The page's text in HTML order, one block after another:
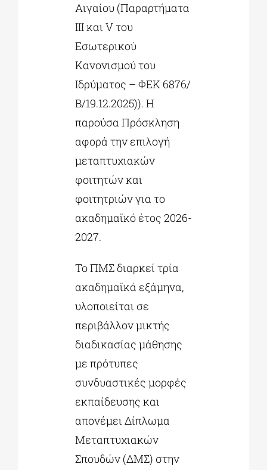
Αιγαίου (Παραρτήματα
III και V του
Εσωτερικού
Κανονισμού του
Ιδρύματος – ΦΕΚ 6876/
Β/19.12.2025)). Η
παρούσα Πρόσκληση
αφορά την επιλογή
μεταπτυχιακών
φοιτητών και
φοιτητριών για το
ακαδημαϊκό έτος 2026-
2027.
Το ΠΜΣ διαρκεί τρία
ακαδημαϊκά εξάμηνα,
υλοποιείται σε
περιβάλλον μικτής
διαδικασίας μάθησης
με πρότυπες
συνδυαστικές μορφές
εκπαίδευσης και
απονέμει Δίπλωμα
Μεταπτυχιακών
Σπουδών (ΔΜΣ) στην